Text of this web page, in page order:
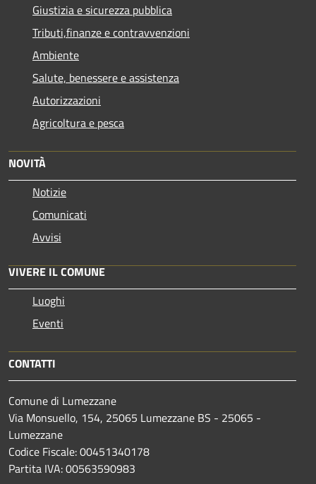
Giustizia e sicurezza pubblica
Tributi,finanze e contravvenzioni
Ambiente
Salute, benessere e assistenza
Autorizzazioni
Agricoltura e pesca
NOVITÀ
Notizie
Comunicati
Avvisi
VIVERE IL COMUNE
Luoghi
Eventi
CONTATTI
Comune di Lumezzane
Via Monsuello, 154, 25065 Lumezzane BS - 25065 -
Lumezzane
Codice Fiscale: 00451340178
Partita IVA: 00563590983